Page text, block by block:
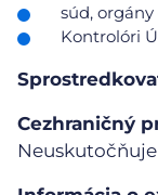
súd,
Kontrolóri
Cezhraničný
Neuskutočňuje